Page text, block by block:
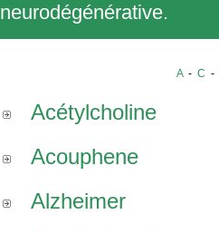
neurodégénérative.
A- C -
Acétylcholine
Acouphene
Alzheimer